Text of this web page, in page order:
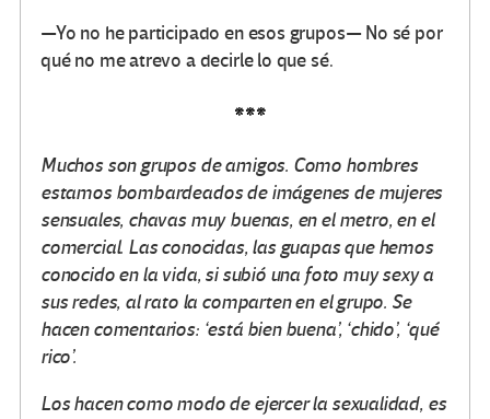
—Yo no he participado en esos grupos— No sé por
qué no me atrevo a decirle lo que sé.
***
Muchos son grupos de amigos. Como hombres
estamos bombardeados de imágenes de mujeres
sensuales, chavas muy buenas, en el metro, en el
comercial. Las conocidas, las guapas que hemos
conocido en la vida, si subió una foto muy sexy a
sus redes, al rato la comparten en el grupo. Se
hacen comentarios: ‘está bien buena’, ‘chido’, ‘qué
rico’.
Los hacen como modo de ejercer la sexualidad, es